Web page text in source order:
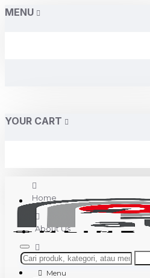
MENU
YOUR CART
Home
About Us
Contact
Menu